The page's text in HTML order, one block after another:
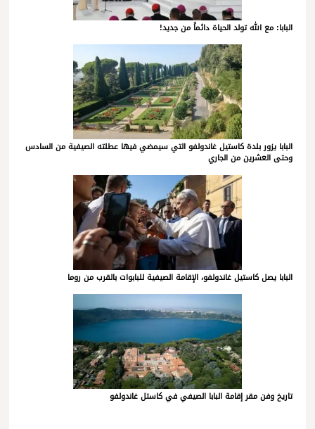
البابا: مع الله تولد الحياة دائماً من جديد!
البابا يزور بلدة كاستيل غاندولفو التي سيمضي فيها عطلته الصيفية من السادس
وحتى العشرين من الجاري
البابا يصل كاستيل غاندولفو، الإقامة الصيفية للبابوات بالقرب من روما
تاريخ وفن مقر إقامة البابا الصيفي في كاستل غاندولفو